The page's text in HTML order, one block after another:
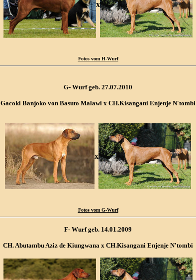
x
Fotos vom H-Wurf
G- Wurf geb. 27.07.2010
Gacoki Banjoko von Basuto Malawi x CH.Kisangani Enjenje N'tombi
x
Fotos vom G-Wurf
F- Wurf geb. 14.01.2009
CH. Abutambu Aziz de Kiungwana x CH.Kisangani Enjenje N'tombi